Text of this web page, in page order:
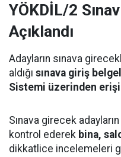
YÖKDİL/2
Açıklandı
Adayların sınava
aldığı sınava giriş
Sistemi üzerinden
Sınava girecek
kontrol ederek bina,
dikkatlice incelemeleri